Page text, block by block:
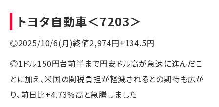
トヨタ自動車＜7203＞
◎2025/10/6(月)終値2,974円+134.5円
◎1ドル150円台前半まで円安ドル高が急速に進んだこ
とに加え、米国の関税負担が軽減されるとの期待も広が
り、前日比+4.73%高と急騰しました